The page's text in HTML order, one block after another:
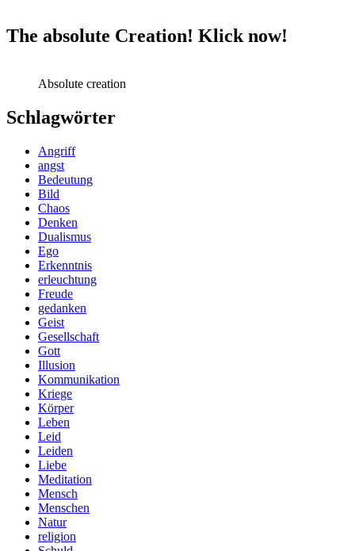
The absolute Creation! Klick now!
Absolute creation
Schlagwörter
Angriff
angst
Bedeutung
Bild
Chaos
Denken
Dualismus
Ego
Erkenntnis
erleuchtung
Freude
gedanken
Geist
Gesellschaft
Gott
Illusion
Kommunikation
Kriege
Körper
Leben
Leid
Leiden
Liebe
Meditation
Mensch
Menschen
Natur
religion